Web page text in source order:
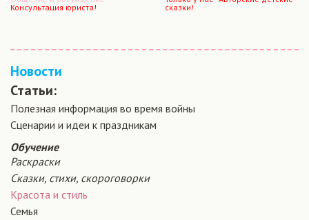
Консультация юриста!
сказки!
Новости
Статьи:
Полезная информация во время войны
Сценарии и идеи к праздникам
Обучение
Раскраски
Сказки, стихи, скороговорки
Красота и стиль
Семья